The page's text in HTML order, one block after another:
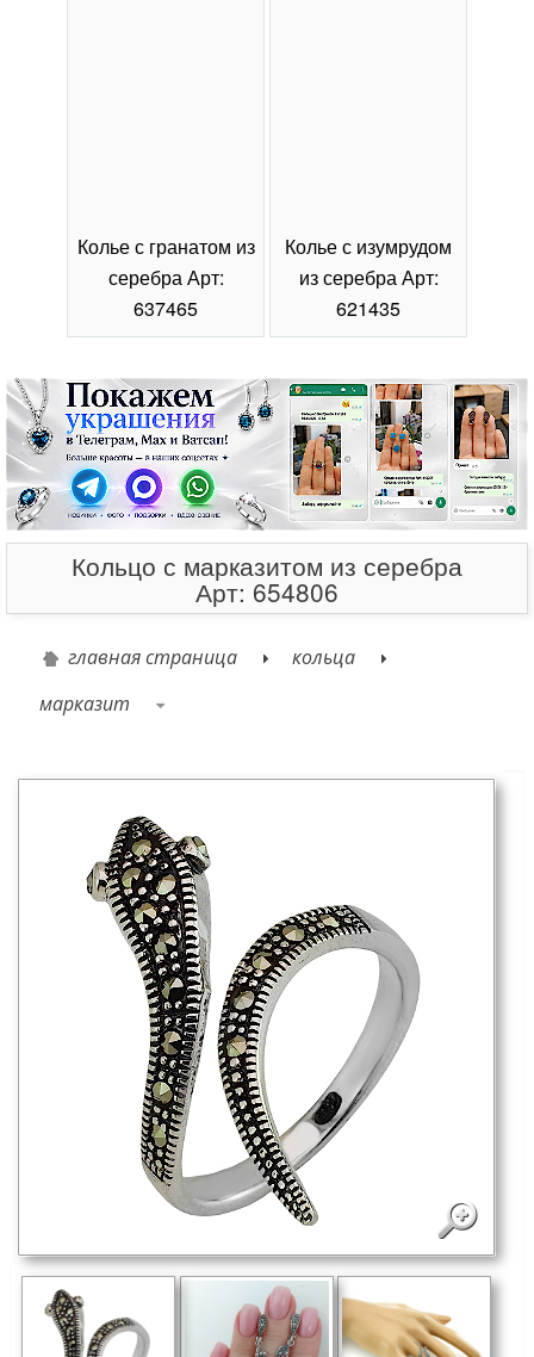
Колье с гранатом из
серебра Арт:
637465
Колье с изумрудом
из серебра Арт:
621435
Кольцо с марказитом из серебра
Арт: 654806
главная страница
кольца
марказит